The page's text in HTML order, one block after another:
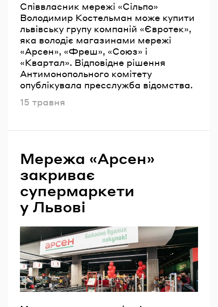
Співвласник мережі «Сільпо»
Володимир Костельман може купити
львівську групу компаній «Євротек»,
яка володіє магазинами мережі
«Арсен», «Фреш», «Союз» і
«Квартал». Відповідне рішення
Антимонопольного комітету
опублікувала пресслужба відомства.
Опубліковано
15 травня
Мережа «Арсен»
закриває
супермаркети
у Львові